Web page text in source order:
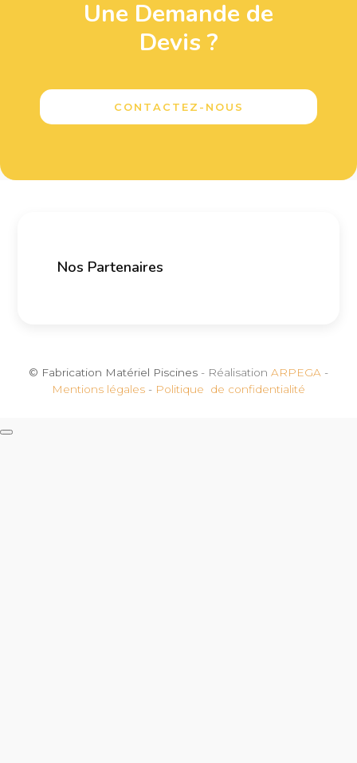
Une Demande de
Devis ?
CONTACTEZ-NOUS
Nos Partenaires
© Fabrication Matériel Piscines - Réalisation ARPEGA -
Mentions légales - Politique de confidentialité